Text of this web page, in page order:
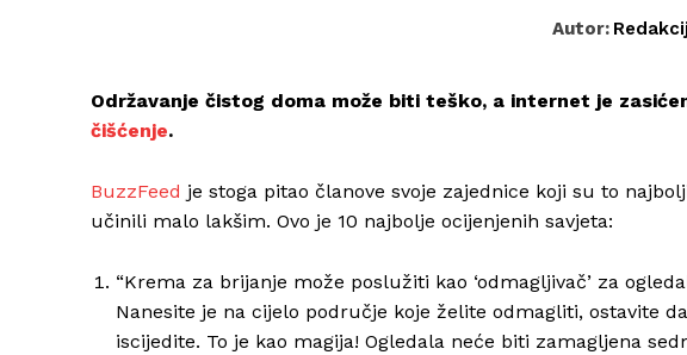
Autor:
Održavanje čistog doma može biti teško, a internet je
čišćenje.
BuzzFeed je stoga pitao članove svoje zajednice koji su to
učinili malo lakšim. Ovo je 10 najbolje ocijenjenih savjeta:
“Krema za brijanje može poslužiti kao ‘odmagljivač’ za
Nanesite je na cijelo područje koje želite odmagliti, ostavite
iscijedite. To je kao magija! Ogledala neće biti zamagljena